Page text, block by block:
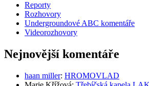
Reporty
Rozhovory
Undergroundové ABC komentáře
Videorozhovory
Nejnovější komentáře
haan miller: HROMOVLAD